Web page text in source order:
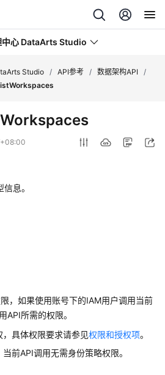
中心 DataArts Studio
Studio / API参考 / 数据架构API /
息。
，如果使用账号下的IAM用户调用当前
API所需的权限。
具体权限要求请参见权限和授权项。
前API调用无需身份策略权限。